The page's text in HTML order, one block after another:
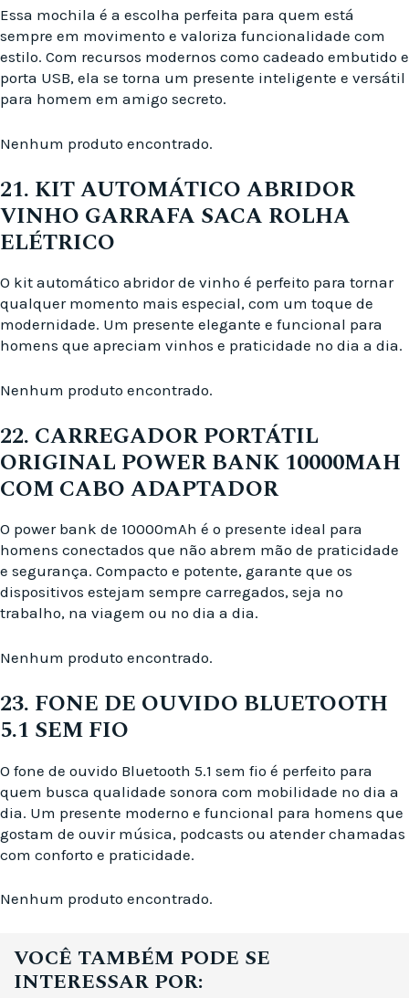
Essa mochila é a escolha perfeita para quem está
sempre em movimento e valoriza funcionalidade com
estilo. Com recursos modernos como cadeado embutido e
porta USB, ela se torna um presente inteligente e versátil
para homem em amigo secreto.
Nenhum produto encontrado.
21. KIT AUTOMÁTICO ABRIDOR
VINHO GARRAFA SACA ROLHA
ELÉTRICO
O kit automático abridor de vinho é perfeito para tornar
qualquer momento mais especial, com um toque de
modernidade. Um presente elegante e funcional para
homens que apreciam vinhos e praticidade no dia a dia.
Nenhum produto encontrado.
22. CARREGADOR PORTÁTIL
ORIGINAL POWER BANK 10000MAH
COM CABO ADAPTADOR
O power bank de 10000mAh é o presente ideal para
homens conectados que não abrem mão de praticidade
e segurança. Compacto e potente, garante que os
dispositivos estejam sempre carregados, seja no
trabalho, na viagem ou no dia a dia.
Nenhum produto encontrado.
23. FONE DE OUVIDO BLUETOOTH
5.1 SEM FIO
O fone de ouvido Bluetooth 5.1 sem fio é perfeito para
quem busca qualidade sonora com mobilidade no dia a
dia. Um presente moderno e funcional para homens que
gostam de ouvir música, podcasts ou atender chamadas
com conforto e praticidade.
Nenhum produto encontrado.
VOCÊ TAMBÉM PODE SE
INTERESSAR POR: